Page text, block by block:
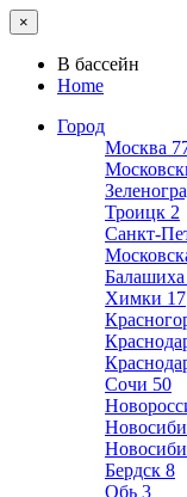
×
В бассейн
Home
Город
Москва
Троицк 2
Санкт-
Балашиха
Химки 17
Сочи 50
Бердск 8
Обь 3